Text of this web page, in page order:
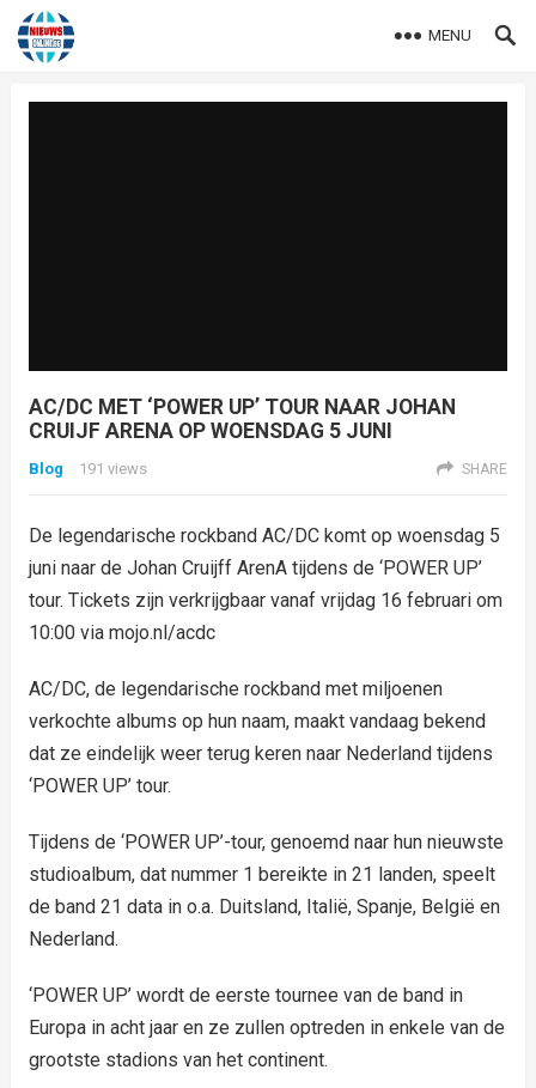
MENU
AC/DC MET ‘POWER UP’ TOUR NAAR JOHAN
CRUIJF ARENA OP WOENSDAG 5 JUNI
Blog 191 views SHARE
De legendarische rockband AC/DC komt op woensdag 5
juni naar de Johan Cruijff ArenA tijdens de ‘POWER UP’
tour. Tickets zijn verkrijgbaar vanaf vrijdag 16 februari om
10:00 via mojo.nl/acdc
AC/DC, de legendarische rockband met miljoenen
verkochte albums op hun naam, maakt vandaag bekend
dat ze eindelijk weer terug keren naar Nederland tijdens
‘POWER UP’ tour.
Tijdens de ‘POWER UP’-tour, genoemd naar hun nieuwste
studioalbum, dat nummer 1 bereikte in 21 landen, speelt
de band 21 data in o.a. Duitsland, Italië, Spanje, België en
Nederland.
‘POWER UP’ wordt de eerste tournee van de band in
Europa in acht jaar en ze zullen optreden in enkele van de
grootste stadions van het continent.